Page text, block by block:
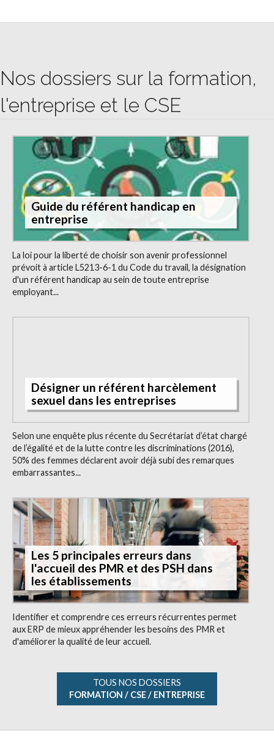
Nos dossiers sur la formation,
l'entreprise et le CSE
Guide du référent handicap en
entreprise
La loi pour la liberté de choisir son avenir professionnel
prévoit à article L5213-6-1 du Code du travail, la désignation
d'un référent handicap au sein de toute entreprise
employant...
Désigner un référent harcèlement
sexuel dans les entreprises
Selon une enquête plus récente du Secrétariat d’état chargé
de l’égalité et de la lutte contre les discriminations (2016),
50% des femmes déclarent avoir déjà subi des remarques
embarrassantes...
Les 5 principales erreurs dans
l'accueil des PMR et des PSH dans
les établissements
Identifier et comprendre ces erreurs récurrentes permet
aux ERP de mieux appréhender les besoins des PMR et
d'améliorer la qualité de leur accueil.
TOUS NOS DOSSIERS
FORMATION / CSE / ENTREPRISE